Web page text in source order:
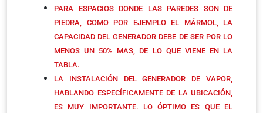
PARA ESPACIOS DONDE LAS PAREDES SON DE
PIEDRA, COMO POR EJEMPLO EL MÁRMOL, LA
CAPACIDAD DEL GENERADOR DEBE DE SER POR LO
MENOS UN 50% MAS, DE LO QUE VIENE EN LA
TABLA.
LA INSTALACIÓN DEL GENERADOR DE VAPOR,
HABLANDO ESPECÍFICAMENTE DE LA UBICACIÓN,
ES MUY IMPORTANTE. LO ÓPTIMO ES QUE EL